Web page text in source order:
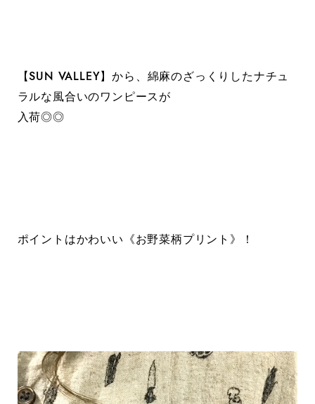
【SUN VALLEY】から、綿麻のざっくりしたナチュ
ラルな風合いのワンピースが
入荷◎◎
ポイントはかわいい《お野菜柄プリント》！